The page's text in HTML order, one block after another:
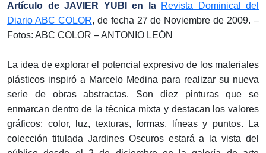
Artículo de JAVIER YUBI en la
Revista Dominical del
Diario ABC COLOR, de fecha 27 de Noviembre de 2009. –
Fotos: ABC COLOR – ANTONIO LEÓN
La idea de explorar el potencial expresivo de los materiales
plásticos inspiró a Marcelo Medina para realizar su nueva
serie de obras abstractas. Son diez pinturas que se
enmarcan dentro de la técnica mixta y destacan los valores
gráficos: color, luz, texturas, formas, líneas y puntos. La
colección titulada Jardines Oscuros estará a la vista del